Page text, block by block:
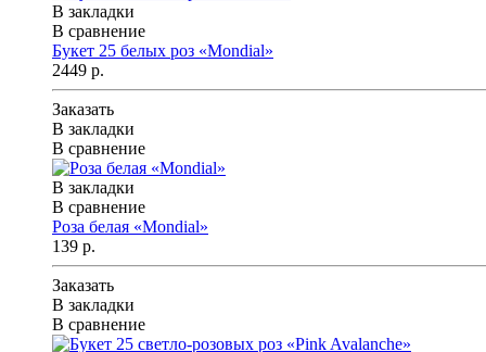
В закладки
В сравнение
Букет 25 белых роз «Mondial»
2449 р.
Заказать
В закладки
В сравнение
В закладки
В сравнение
Роза белая «Mondial»
139 р.
Заказать
В закладки
В сравнение